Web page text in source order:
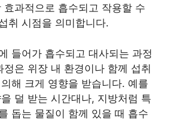
효과적으로 흡수되고 작용할 수
취 시점을 의미합니다.
들어가 흡수되고 대사되는 과정
정은 위장 내 환경이나 함께 섭취
해 크게 영향을 받습니다. 예를
덜 받는 시간대나, 지방처럼 특
돕는 물질이 함께 있을 때 흡수